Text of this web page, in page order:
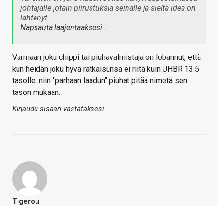
johtajalle jotain piirustuksia seinälle ja sieltä idea on
lähtenyt.
Napsauta laajentaaksesi…
Varmaan joku chippi tai piuhavalmistaja on lobannut, että
kun heidän joku hyvä ratkaisunsa ei riitä kuin UHBR 13.5
tasolle, niin "parhaan laadun" piuhat pitää nimetä sen
tason mukaan.
Kirjaudu sisään vastataksesi
Tigerou